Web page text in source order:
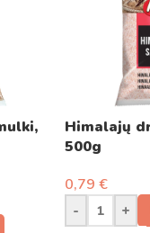
Himalajų
500g
0,79 €
-
+